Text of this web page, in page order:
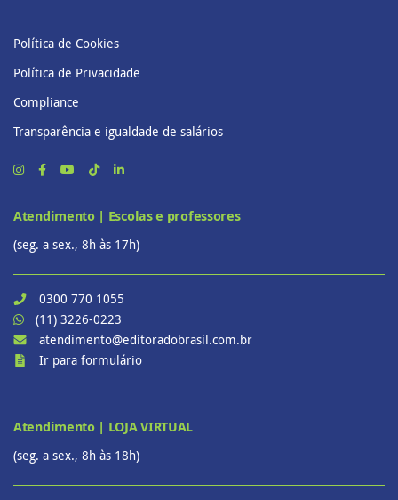
Política de Cookies
Política de Privacidade
Compliance
Transparência e igualdade de salários
Atendimento | Escolas e professores
(seg. a sex., 8h às 17h)
0300 770 1055
(11) 3226-0223
atendimento@editoradobrasil.com.br
Ir para formulário
Atendimento | LOJA VIRTUAL
(seg. a sex., 8h às 18h)